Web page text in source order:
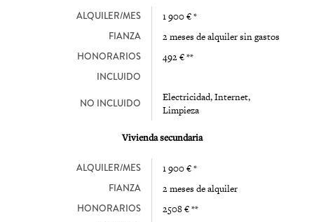
ALQUILER/MES 1 900 € *
FIANZA 2 meses de alquiler sin gastos
HONORARIOS 492 € **
INCLUIDO
NO INCLUIDO
Electricidad, Internet,
Limpieza
Vivienda secundaria
ALQUILER/MES 1 900 € *
FIANZA 2 meses de alquiler
HONORARIOS 2508 € **